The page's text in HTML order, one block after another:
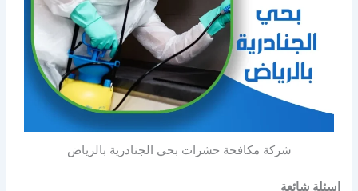
شركة مكافحة حشرات بحي الجنادرية بالرياض
اسئلة شائعة